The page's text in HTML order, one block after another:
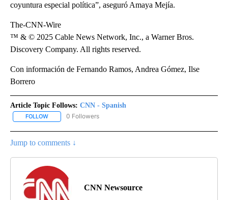
coyuntura especial política”, aseguró Amaya Mejía.
The-CNN-Wire
™ & © 2025 Cable News Network, Inc., a Warner Bros.
Discovery Company. All rights reserved.
Con información de Fernando Ramos, Andrea Gómez, Ilse
Borrero
Article Topic Follows: CNN - Spanish
FOLLOW FOLLOW "CNN - SPANISH" TO RECEIVE NOTIFICATIONS ABOUT
0 Followers
Jump to comments ↓
CNN Newsource